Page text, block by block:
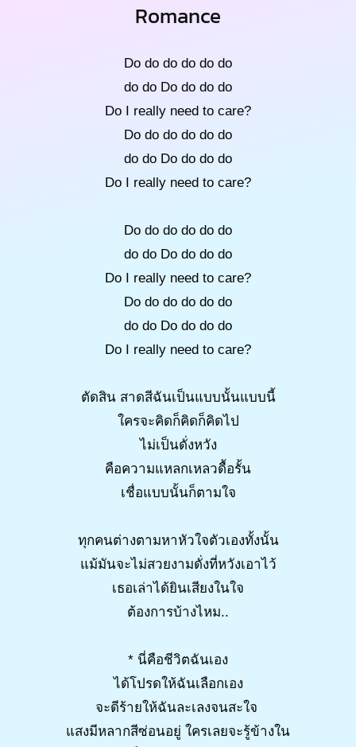
Romance
Do do do do do do
do do Do do do do
Do I really need to care?
Do do do do do do
do do Do do do do
Do I really need to care?
Do do do do do do
do do Do do do do
Do I really need to care?
Do do do do do do
do do Do do do do
Do I really need to care?
ตัดสิน สาดสีฉันเป็นแบบนั้นแบบนี้
ใครจะคิดก็คิดก็คิดไป
ไม่เป็นดั่งหวัง
คือความแหลกเหลวดื้อรั้น
เชื่อแบบนั้นก็ตามใจ
ทุกคนต่างตามหาหัวใจตัวเองทั้งนั้น
แม้มันจะไม่สวยงามดั่งที่หวังเอาไว้
เธอเล่าได้ยินเสียงในใจ
ต้องการบ้างไหม..
* นี่คือชีวิตฉันเอง
ได้โปรดให้ฉันเลือกเอง
จะดีร้ายให้ฉันละเลงจนสะใจ
แสงมีหลากสีซ่อนอยู่ ใครเลยจะรู้ข้างใน